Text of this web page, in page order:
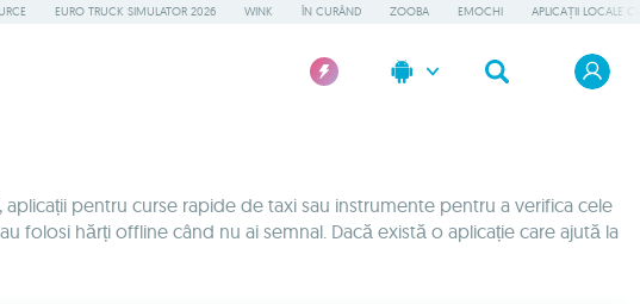
EURO TRUCK SIMULATOR 2026 WINK ÎN CURÂND ZOOBA EMOCHI APLICAȚII LOCALE
pentru curse rapide de taxi sau instrumente pentru a verifica cele
folosi hărți offline când nu ai semnal. Dacă există o aplicație care ajută la